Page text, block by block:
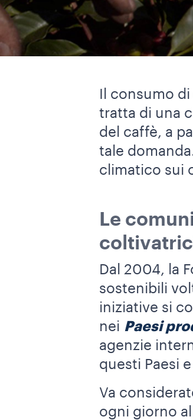
Il consumo
tratta di una
del caffè, a
tale
climatico sui
Le
Dal 2004, la
sostenibili
iniziative si
nei Paesi
agenzie
questi Paesi
Va
ogni giorno